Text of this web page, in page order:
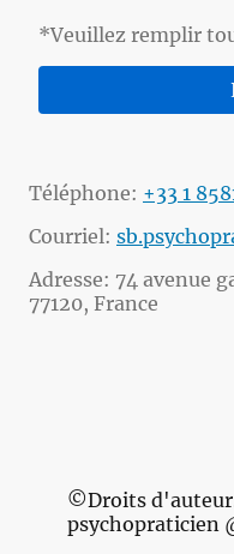
*Veuillez remplir
Téléphone: +33 1
Courriel:
Adresse: 74 avenue
77120, France
©Droits
psychopraticien